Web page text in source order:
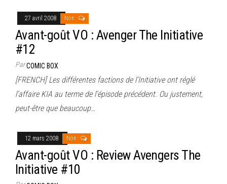
27 avril 2008 Non
Avant-goût VO : Avenger The Initiative
#12
ParCOMIC BOX
[FRENCH] Les différentes factions de l’Initiative ont réglé
l’affaire KIA au terme de l’épisode précédent. Ou justement,
peut-être que beaucoup…
12 mars 2008 Non
Avant-goût VO : Review Avengers The
Initiative #10